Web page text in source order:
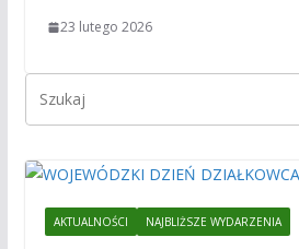
23 lutego 2026
AKTUALNOŚCI NAJBLIŻSZE WYDARZENIA